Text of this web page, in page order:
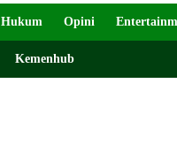
Hukum Opini
Kemenhub